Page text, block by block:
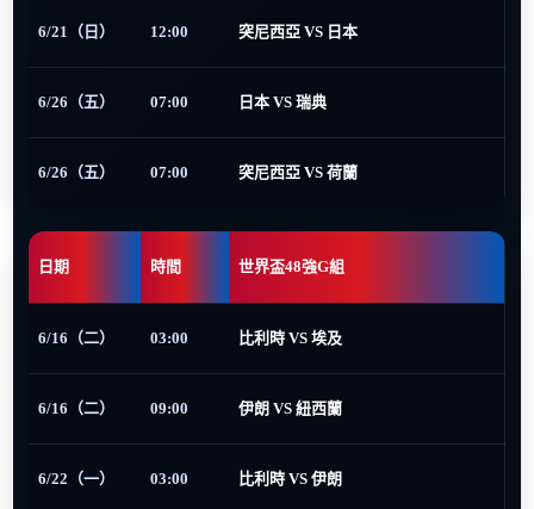
6/21（日） 12:00 突尼西亞 VS 日本
6/26（五） 07:00 日本 VS 瑞典
6/26（五） 07:00 突尼西亞 VS 荷蘭
日期 時間 世界盃48強G組
6/16（二） 03:00 比利時 VS 埃及
6/16（二） 09:00 伊朗 VS 紐西蘭
6/22（一） 03:00 比利時 VS 伊朗